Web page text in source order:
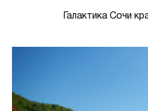
Галактика Сочи